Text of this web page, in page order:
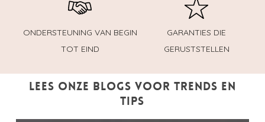
ONDERSTEUNING VAN BEGIN
TOT EIND
GARANTIES DIE
GERUSTSTELLEN
Lees onze blogs voor trends en
tips